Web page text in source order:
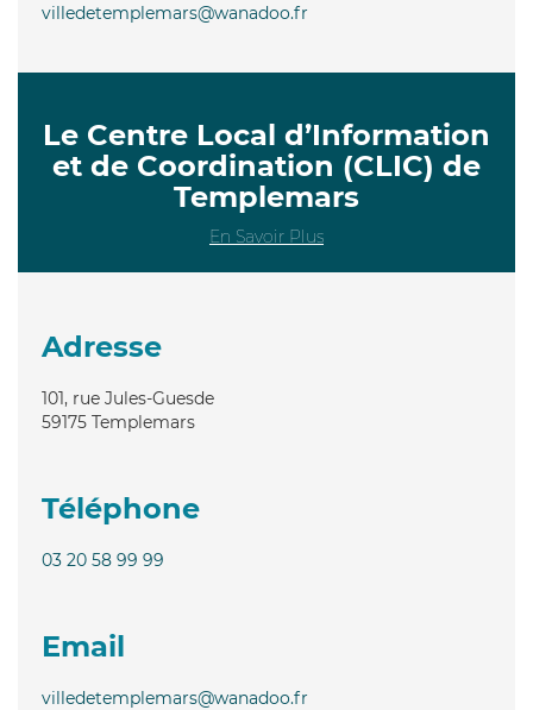
villedetemplemars@wanadoo.fr
Le Centre Local d’Information
et de Coordination (CLIC) de
Templemars
En Savoir Plus
Adresse
101, rue Jules-Guesde
59175 Templemars
Téléphone
03 20 58 99 99
Email
villedetemplemars@wanadoo.fr